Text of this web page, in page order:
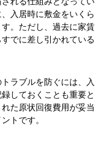
入居時に敷金をいくら
。ただし、過去に家賃
でに差し引かれている
ラブルを防ぐには、入
しておくことも重要と
た原状回復費用が妥当
トです。